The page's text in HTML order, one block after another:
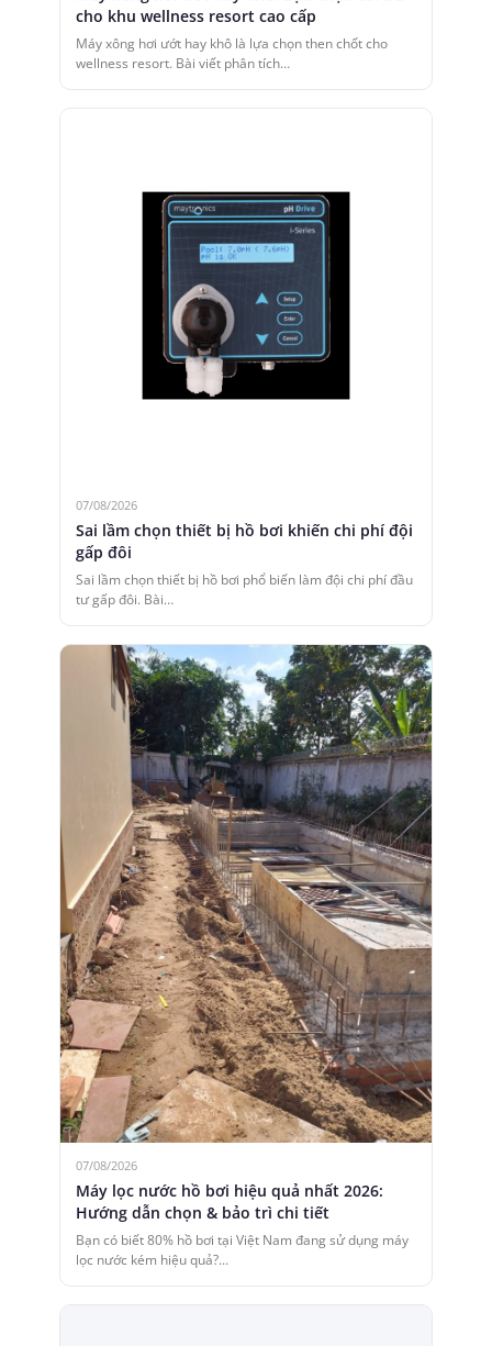
cho khu wellness resort cao cấp
Máy xông hơi ướt hay khô là lựa chọn then chốt cho
wellness resort. Bài viết phân tích…
07/08/2026
Sai lầm chọn thiết bị hồ bơi khiến chi phí đội
gấp đôi
Sai lầm chọn thiết bị hồ bơi phổ biến làm đội chi phí đầu
tư gấp đôi. Bài…
07/08/2026
Máy lọc nước hồ bơi hiệu quả nhất 2026:
Hướng dẫn chọn & bảo trì chi tiết
Bạn có biết 80% hồ bơi tại Việt Nam đang sử dụng máy
lọc nước kém hiệu quả?…